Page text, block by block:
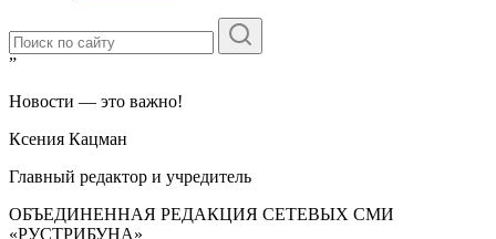
”
Новости — это важно!
Ксения Кацман
Главный редактор и учредитель
ОБЪЕДИНЕННАЯ РЕДАКЦИЯ СЕТЕВЫХ СМИ
«РУСТРИБУНА»